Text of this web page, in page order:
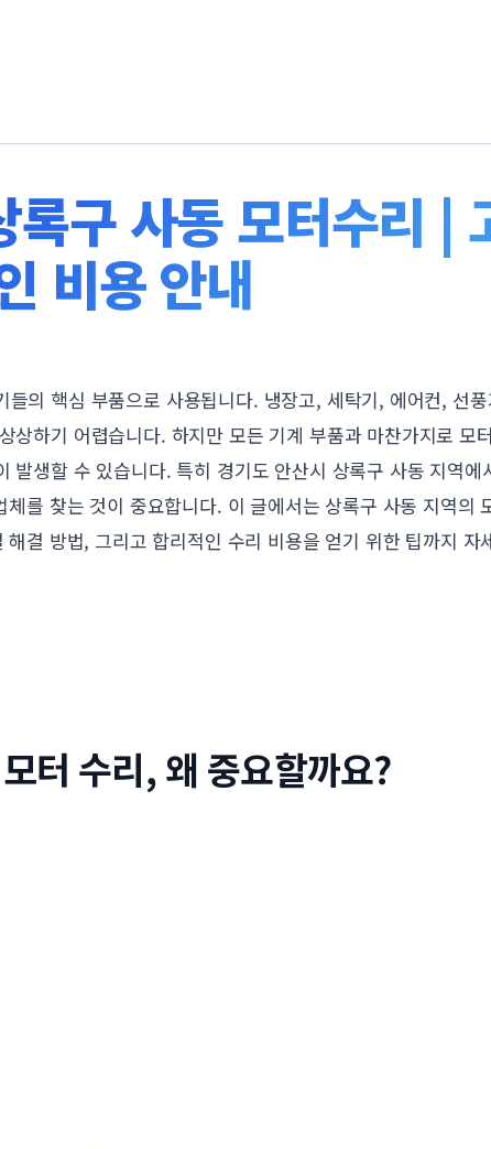
록구 사동 모터수리 |
비용 안내
의 핵심 부품으로 사용됩니다. 냉장고, 세탁기, 에어컨, 선
상하기 어렵습니다. 하지만 모든 기계 부품과 마찬가지로 모
발생할 수 있습니다. 특히 경기도 안산시 상록구 사동 지역
를 찾는 것이 중요합니다. 이 글에서는 상록구 사동 지역의
결 방법, 그리고 합리적인 수리 비용을 얻기 위한 팁까지 자
터 수리, 왜 중요할까요?